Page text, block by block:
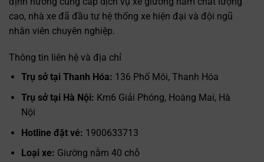
cao, nhà xe đã đầu tư hệ thống xe hiện đại và đội ngũ
nhân viên chuyên nghiệp.
Thông tin liên hệ và địa chỉ
Trụ sở tại Thanh Hóa: 136 Phố Môi, Thanh Hóa
Trụ sở tại Hà Nội: Km6 Giải Phóng, Hoàng Mai, Hà
Nội
Hotline đặt vé: 1900633713
Loại xe: Giường nằm 40 chỗ